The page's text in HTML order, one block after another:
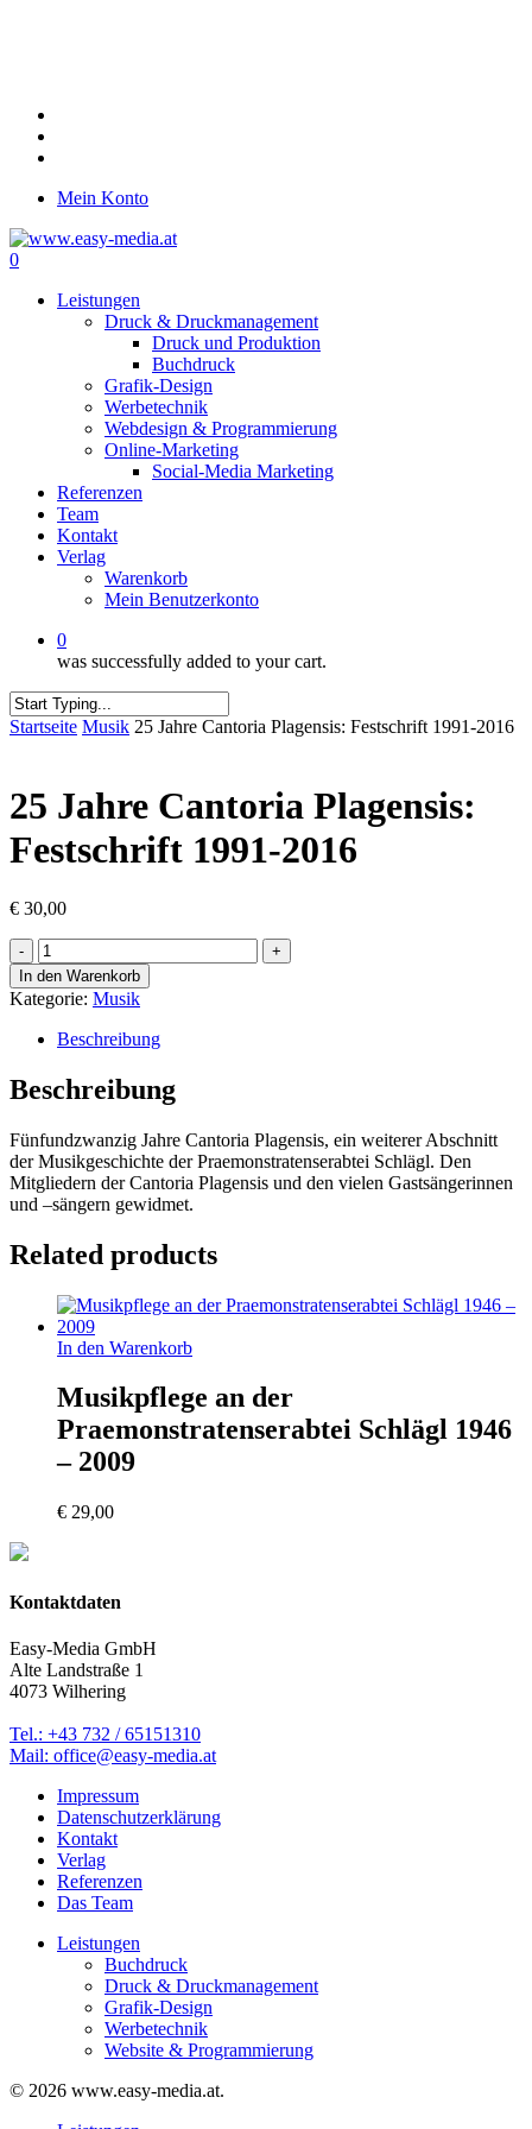
Mein Konto
0
Leistungen
Druck & Druckmanagement
Druck und Produktion
Buchdruck
Grafik-Design
Werbetechnik
Webdesign & Programmierung
Online-Marketing
Social-Media Marketing
Referenzen
Team
Kontakt
Verlag
Warenkorb
Mein Benutzerkonto
0
was successfully added to your cart.
Close
Startseite Musik 25 Jahre Cantoria Plagensis: Festschrift 1991-2016
25 Jahre Cantoria Plagensis:
Festschrift 1991-2016
€ 30,00
25
Jahre
Cantoria
Plagensis:
Festschrift
1991-
2016
quantity
In den Warenkorb
Kategorie: Musik
Beschreibung
Beschreibung
Fünfundzwanzig Jahre Cantoria Plagensis, ein weiterer Abschnitt
der Musikgeschichte der Praemonstratenserabtei Schlägl. Den
Mitgliedern der Cantoria Plagensis und den vielen Gastsängerinnen
und –sängern gewidmet.
Related products
In den Warenkorb
Musikpflege an der
Praemonstratenserabtei Schlägl 1946
– 2009
€ 29,00
Kontaktdaten
Easy-Media GmbH
Alte Landstraße 1
4073 Wilhering
Tel.: +43 732 / 65151310
Mail: office@easy-media.at
Impressum
Datenschutzerklärung
Kontakt
Verlag
Referenzen
Das Team
Leistungen
Buchdruck
Druck & Druckmanagement
Grafik-Design
Werbetechnik
Website & Programmierung
© 2026 www.easy-media.at.